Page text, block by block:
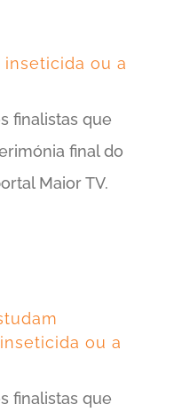
ou a
finalistas que
final do
Maior TV.
ou a
finalistas que